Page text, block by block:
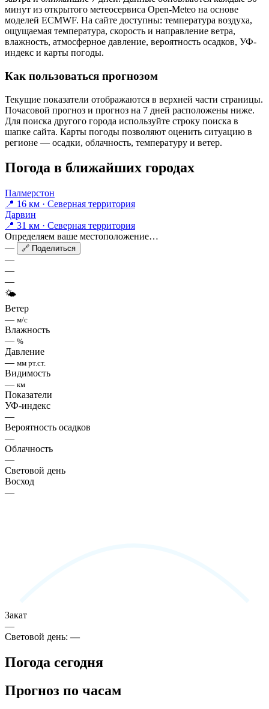
минут из открытого метеосервиса Open-Meteo на основе
моделей ECMWF. На сайте доступны: температура воздуха,
ощущаемая температура, скорость и направление ветра,
влажность, атмосферное давление, вероятность осадков, УФ-
индекс и карты погоды.
Как пользоваться прогнозом
Текущие показатели отображаются в верхней части страницы.
Почасовой прогноз и прогноз на 7 дней расположены ниже.
Для поиска другого города используйте строку поиска в
шапке сайта. Карты погоды позволяют оценить ситуацию в
регионе — осадки, облачность, температуру и ветер.
Погода в ближайших городах
Палмерстон
📍 16 км · Северная территория
Дарвин
📍 31 км · Северная территория
Определяем ваше местоположение…
—
🔗 Поделиться
—
—
—
🌤
Ветер
— м/с
Влажность
— %
Давление
— мм рт.ст.
Видимость
— км
Показатели
УФ-индекс
—
Вероятность осадков
—
Облачность
—
Световой день
Восход
—
Закат
—
Световой день:—
Погода сегодня
Прогноз по часам